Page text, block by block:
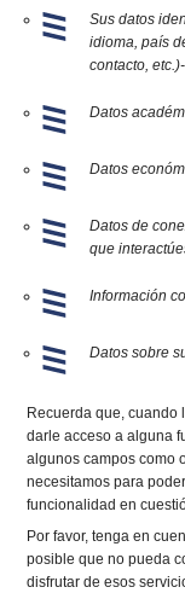
Sus datos
idioma, país
contacto, etc.)-
Datos
Datos
Datos de
que
Información
Datos sobre
Recuerda que, cuando
darle acceso a alguna
algunos campos como
necesitamos para
funcionalidad en
Por favor, tenga en
posible que no pueda
disfrutar de esos